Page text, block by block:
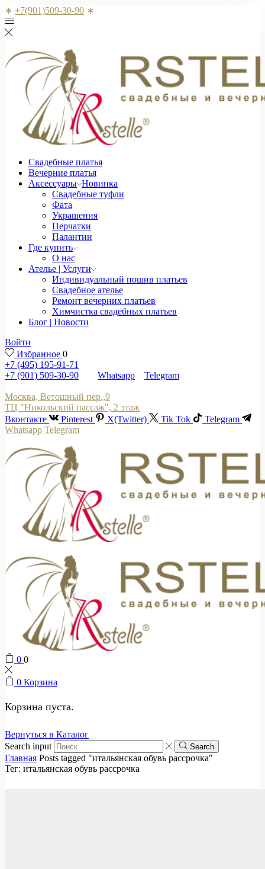
∗ +7(901)509-30-90 ∗
Свадебные платья
Вечерние платья
Аксессуары Новинка
Свадебные туфли
Фата
Украшения
Перчатки
Палантин
Где купить
О нас
Ателье | Услуги
Индивидуальный пошив платьев
Свадебное ателье
Ремонт вечерних платьев
Химчистка свадебных платьев
Блог | Новости
Войти
Избранное 0
+7 (495) 195-91-71
+7 (901) 509-30-90
Whatsapp Telegram
Москва, Ветошный пер.,9
ТЦ "Никольский пассаж", 2 этаж
Вконтакте
Pinterest X(Twitter) Tik Tok
Telegram
Whatsapp Telegram
0 0
0 Корзина
Корзина пуста.
Вернуться в Каталог
Search input
Search
Главная Posts tagged "итальянская обувь рассрочка"
Тег: итальянская обувь рассрочка